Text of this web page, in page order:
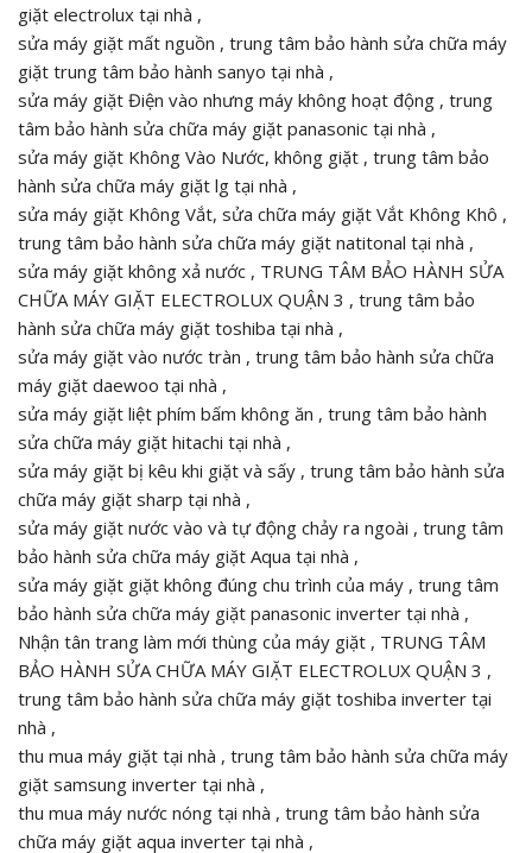
giặt electrolux tại nhà ,
sửa máy giặt mất nguồn , trung tâm bảo hành sửa chữa máy
giặt trung tâm bảo hành sanyo tại nhà ,
sửa máy giặt Điện vào nhưng máy không hoạt động , trung
tâm bảo hành sửa chữa máy giặt panasonic tại nhà ,
sửa máy giặt Không Vào Nước, không giặt , trung tâm bảo
hành sửa chữa máy giặt lg tại nhà ,
sửa máy giặt Không Vắt, sửa chữa máy giặt Vắt Không Khô ,
trung tâm bảo hành sửa chữa máy giặt natitonal tại nhà ,
sửa máy giặt không xả nước , TRUNG TÂM BẢO HÀNH SỬA
CHỮA MÁY GIẶT ELECTROLUX QUẬN 3 , trung tâm bảo
hành sửa chữa máy giặt toshiba tại nhà ,
sửa máy giặt vào nước tràn , trung tâm bảo hành sửa chữa
máy giặt daewoo tại nhà ,
sửa máy giặt liệt phím bấm không ăn , trung tâm bảo hành
sửa chữa máy giặt hitachi tại nhà ,
sửa máy giặt bị kêu khi giặt và sấy , trung tâm bảo hành sửa
chữa máy giặt sharp tại nhà ,
sửa máy giặt nước vào và tự động chảy ra ngoài , trung tâm
bảo hành sửa chữa máy giặt Aqua tại nhà ,
sửa máy giặt giặt không đúng chu trình của máy , trung tâm
bảo hành sửa chữa máy giặt panasonic inverter tại nhà ,
Nhận tân trang làm mới thùng của máy giặt , TRUNG TÂM
BẢO HÀNH SỬA CHỮA MÁY GIẶT ELECTROLUX QUẬN 3 ,
trung tâm bảo hành sửa chữa máy giặt toshiba inverter tại
nhà ,
thu mua máy giặt tại nhà , trung tâm bảo hành sửa chữa máy
giặt samsung inverter tại nhà ,
thu mua máy nước nóng tại nhà , trung tâm bảo hành sửa
chữa máy giặt aqua inverter tại nhà ,